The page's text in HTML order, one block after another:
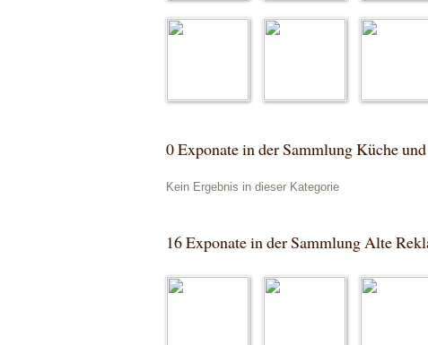
0 Exponate in der Sammlung Küche
Kein Ergebnis in dieser Kategorie
16 Exponate in der Sammlung Alte